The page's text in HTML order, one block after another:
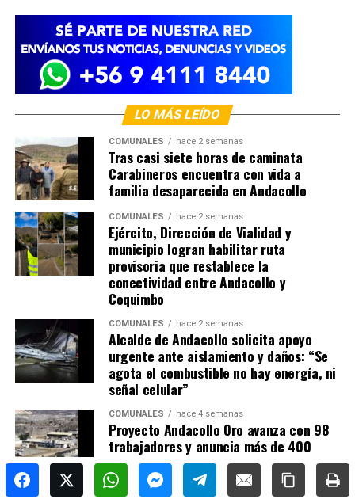
LO MÁS LEÍDO
COMUNALES hace 2 semanas
Tras casi siete horas de caminata
Carabineros encuentra con vida a
familia desaparecida en Andacollo
COMUNALES hace 2 semanas
Ejército, Dirección de Vialidad y
municipio logran habilitar ruta
provisoria que restablece la
conectividad entre Andacollo y
Coquimbo
COMUNALES hace 2 semanas
Alcalde de Andacollo solicita apoyo
urgente ante aislamiento y daños: “Se
agota el combustible no hay energía, ni
señal celular”
COMUNALES hace 4 semanas
Proyecto Andacollo Oro avanza con 98
trabajadores y anuncia más de 400
nuevas oportunidades laborales